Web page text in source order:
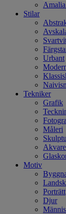
Stilar
Urbant
Tekniker
Grafik
Måleri
Motiv
Porträtt
Djur